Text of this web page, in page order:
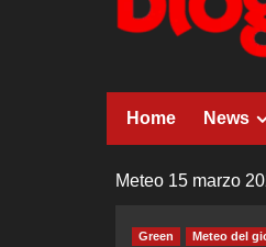
Home News
Meteo 15 marzo
Green Meteo del